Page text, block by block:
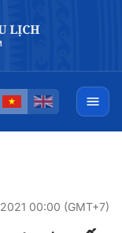
00:00 (GMT+7)